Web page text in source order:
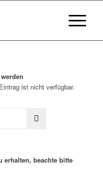
ist nicht verfügbar.
erhalten, beachte bitte